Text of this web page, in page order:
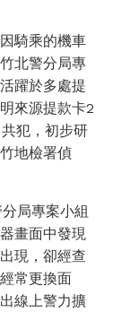
騎乘的機車
北警分局專
躍於多處提
來源提款卡2
犯，初步研
地檢署偵
局專案小組
畫面中發現
現，卻經查
常更換面
線上警力擴